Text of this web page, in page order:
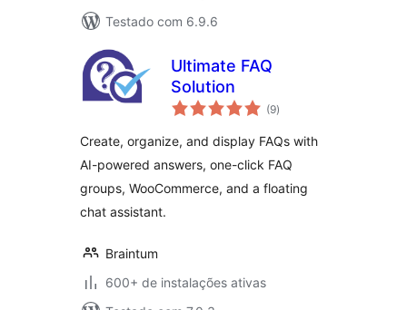
Testado com 6.9.6
Ultimate FAQ
Solution
(9total
de
)
Create, organize, and display FAQs with
AI-powered answers, one-click FAQ
groups, WooCommerce, and a floating
chat assistant.
Braintum
600+ de instalações ativas